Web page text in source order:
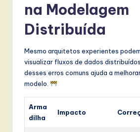
na Modelagem
Distribuída
Mesmo arquitetos experientes
visualizar fluxos de dados
desses erros comuns ajuda a
modelo.
Arma
dilha
Impacto